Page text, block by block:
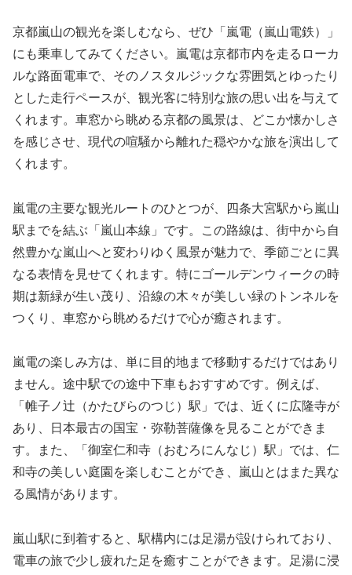
京都嵐山の観光を楽しむなら、ぜひ「嵐電（嵐山電鉄）」
にも乗車してみてください。嵐電は京都市内を走るローカ
ルな路面電車で、そのノスタルジックな雰囲気とゆったり
とした走行ペースが、観光客に特別な旅の思い出を与えて
くれます。車窓から眺める京都の風景は、どこか懐かしさ
を感じさせ、現代の喧騒から離れた穏やかな旅を演出して
くれます。
嵐電の主要な観光ルートのひとつが、四条大宮駅から嵐山
駅までを結ぶ「嵐山本線」です。この路線は、街中から自
然豊かな嵐山へと変わりゆく風景が魅力で、季節ごとに異
なる表情を見せてくれます。特にゴールデンウィークの時
期は新緑が生い茂り、沿線の木々が美しい緑のトンネルを
つくり、車窓から眺めるだけで心が癒されます。
嵐電の楽しみ方は、単に目的地まで移動するだけではあり
ません。途中駅での途中下車もおすすめです。例えば、
「帷子ノ辻（かたびらのつじ）駅」では、近くに広隆寺が
あり、日本最古の国宝・弥勒菩薩像を見ることができま
す。また、「御室仁和寺（おむろにんなじ）駅」では、仁
和寺の美しい庭園を楽しむことができ、嵐山とはまた異な
る風情があります。
嵐山駅に到着すると、駅構内には足湯が設けられており、
電車の旅で少し疲れた足を癒すことができます。足湯に浸